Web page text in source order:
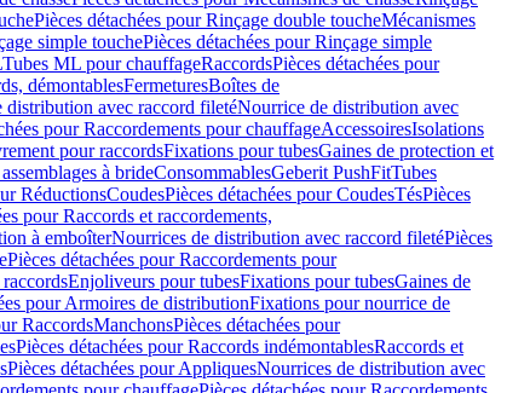
Pièces détachées pour Rinçage double toucheMécanismes
simple touchePièces détachées pour Rinçage simple
Tubes ML pour chauffageRaccordsPièces détachées pour
démontablesFermeturesBoîtes de
distribution avec raccord filetéNourrice de distribution avec
pour Raccordements pour chauffageAccessoiresIsolations
pour raccordsFixations pour tubesGaines de protection et
à brideConsommablesGeberit PushFitTubes
RéductionsCoudesPièces détachées pour CoudesTésPièces
pour Raccords et raccordements,
à emboîterNourrices de distribution avec raccord filetéPièces
Pièces détachées pour Raccordements pour
Enjoliveurs pour tubesFixations pour tubesGaines de
pour Armoires de distributionFixations pour nourrice de
RaccordsManchonsPièces détachées pour
Pièces détachées pour Raccords indémontablesRaccords et
Pièces détachées pour AppliquesNourrices de distribution avec